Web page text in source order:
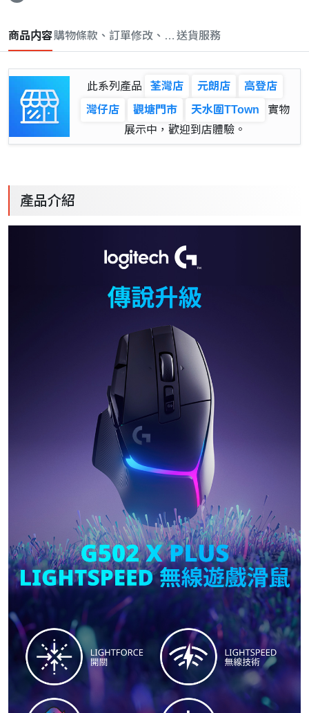
商品内容購物條款、訂單修改、取消與退款政策
送貨服務
此系列產品 荃灣店 元朗店
高登店
灣仔店
觀塘門市 天水圍TTown
實物
展示中，歡迎到店體驗。
產品介紹